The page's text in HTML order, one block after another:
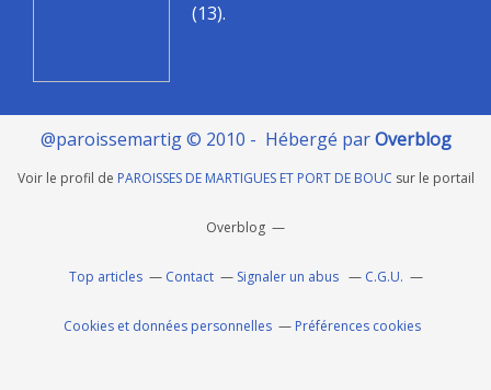
(13).
@paroissemartig © 2010 - Hébergé parOverblog
Voir le profil de PAROISSES DE MARTIGUES ET PORT DE BOUC sur le portail
Overblog
Top articles Contact Signaler un abus C.G.U.
Cookies et données personnelles Préférences cookies